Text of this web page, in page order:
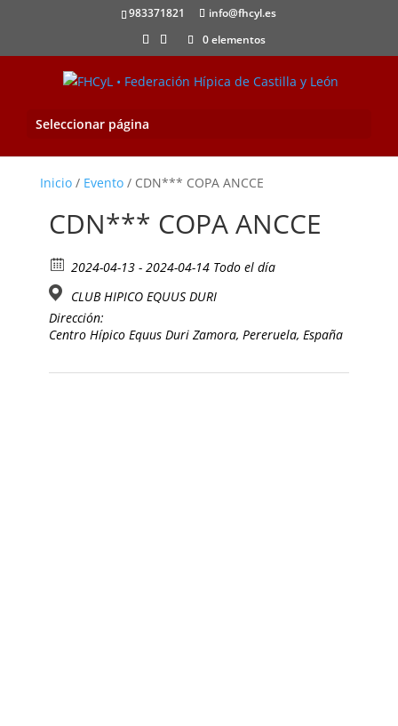
983371821
info@fhcyl.es
0 elementos
Seleccionar página
Inicio/ Evento/ CDN*** COPA ANCCE
CDN*** COPA ANCCE
2024-04-13 - 2024-04-14 Todo el día
CLUB HIPICO EQUUS DURI
Dirección:
Centro Hípico Equus Duri Zamora, Pereruela, España